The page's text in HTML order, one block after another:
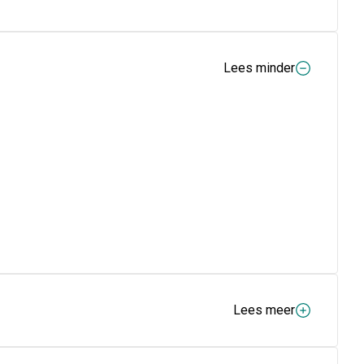
Lees minder
Lees meer
ACETYL TRIBUTYL CITRAAT , ALCOHOL ,